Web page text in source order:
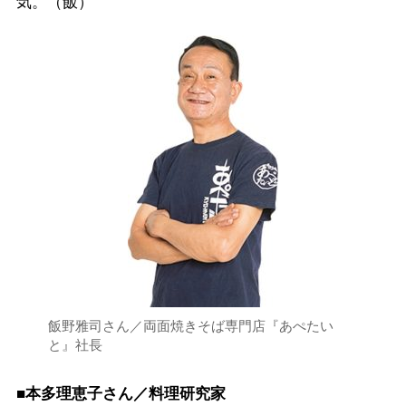
飯野雅司さん／両面焼きそば専門店『あぺたい
と』社長
■本多理恵子さん／料理研究家